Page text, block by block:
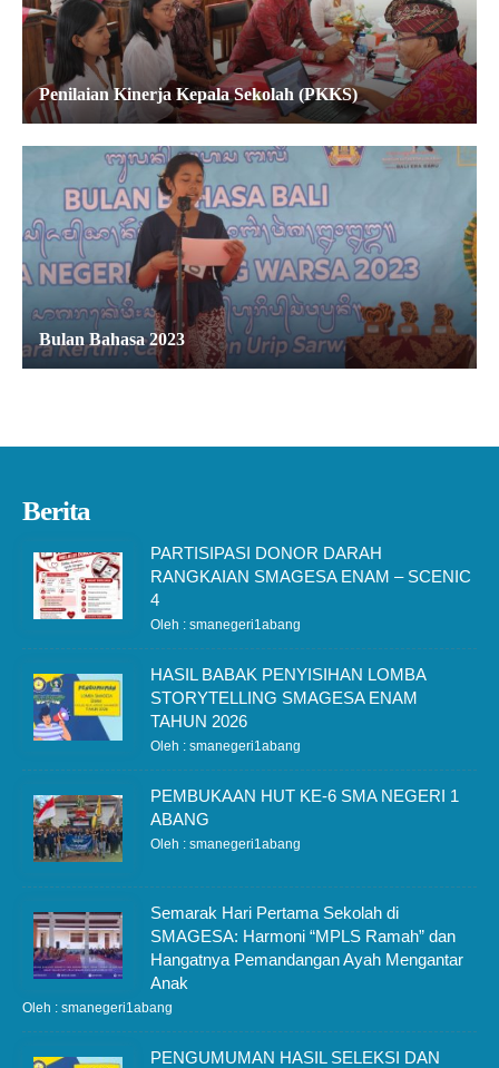
Penilaian Kinerja Kepala Sekolah (PKKS)
Bulan Bahasa 2023
Berita
PARTISIPASI DONOR DARAH
RANGKAIAN SMAGESA ENAM – SCENIC
4
Oleh : smanegeri1abang
HASIL BABAK PENYISIHAN LOMBA
STORYTELLING SMAGESA ENAM
TAHUN 2026
Oleh : smanegeri1abang
PEMBUKAAN HUT KE-6 SMA NEGERI 1
ABANG
Oleh : smanegeri1abang
Semarak Hari Pertama Sekolah di
SMAGESA: Harmoni “MPLS Ramah” dan
Hangatnya Pemandangan Ayah Mengantar
Anak
Oleh : smanegeri1abang
PENGUMUMAN HASIL SELEKSI DAN